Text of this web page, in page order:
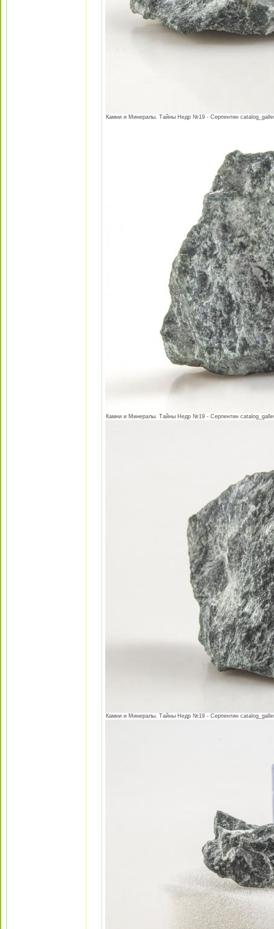
Камни и Минералы. Тайны Недр №19 - Серпентин
Камни и Минералы. Тайны Недр №19 - Серпентин
Камни и Минералы. Тайны Недр №19 - Серпентин